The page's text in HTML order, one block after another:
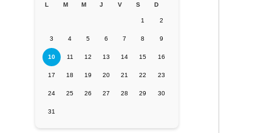
L M M J V S D
1 2
3 4 5 6 7 8 9
10 11 12 13 14 15 16
17 18 19 20 21 22 23
24 25 26 27 28 29 30
31